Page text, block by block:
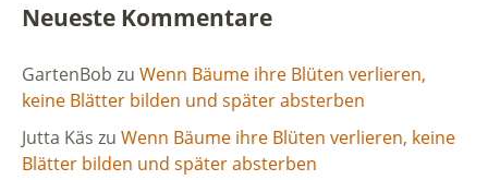
Neueste Kommentare
GartenBob zu Wenn Bäume ihre Blüten verlieren,
keine Blätter bilden und später absterben
Jutta Käs zu Wenn Bäume ihre Blüten verlieren, keine
Blätter bilden und später absterben